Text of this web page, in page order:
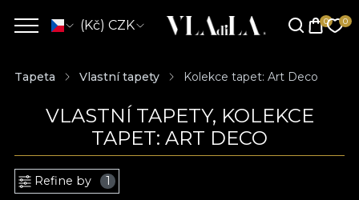
(Kč) CZK
Tapeta Vlastní tapety Kolekce tapet: Art Deco
VLASTNÍ TAPETY, KOLEKCE
TAPET: ART DECO
Refine by 1